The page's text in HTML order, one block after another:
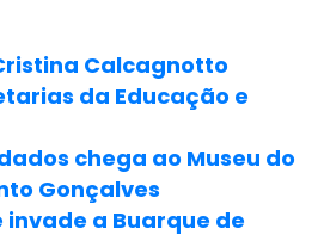
Calcagnotto
da Educação e
chega ao Museu do
Gonçalves
a Buarque de